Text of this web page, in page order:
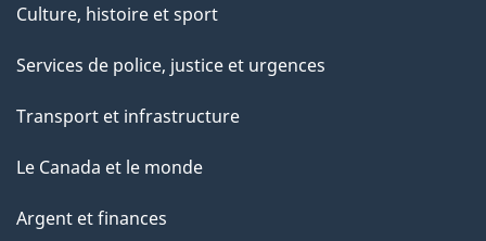
Culture, histoire et sport
Services de police, justice et urgences
Transport et infrastructure
Le Canada et le monde
Argent et finances